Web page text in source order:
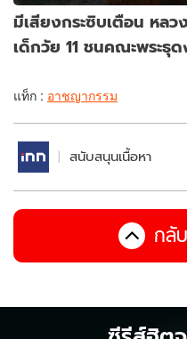
มีเสียงกระซิบเตือน หลว
เด็กวัย 11 ชนคณะพระธุ
แท็ก : อาชญากรรม
สนับสนุนเนื้อหา
กลั